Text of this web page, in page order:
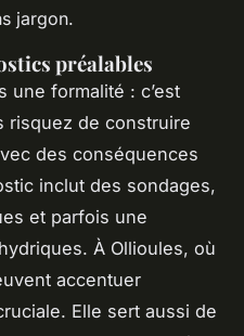
jargon.
préalables
une formalité : c’est
risquez de construire
des conséquences
inclut des sondages,
et parfois une
À Ollioules, où
accentuer
Elle sert aussi de